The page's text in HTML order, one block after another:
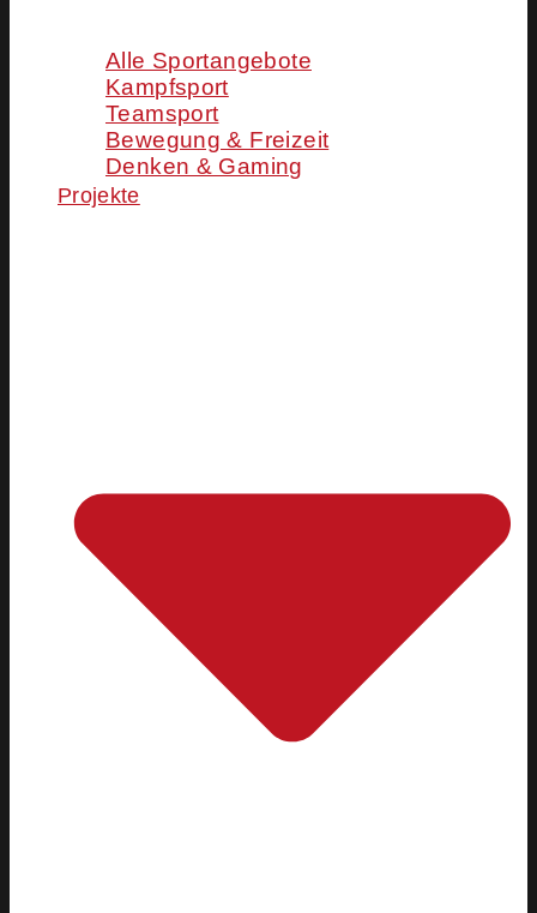
Alle Sportangebote
Kampfsport
Teamsport
Bewegung & Freizeit
Denken & Gaming
Projekte